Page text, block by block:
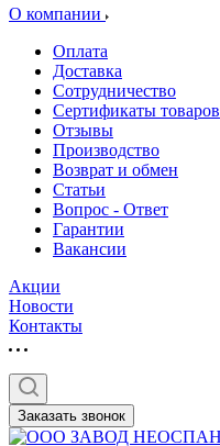
О компании
Оплата
Доставка
Сотрудничество
Сертификаты товаров
Отзывы
Производство
Возврат и обмен
Статьи
Вопрос - Ответ
Гарантии
Вакансии
Акции
Новости
Контакты
Заказать звонок